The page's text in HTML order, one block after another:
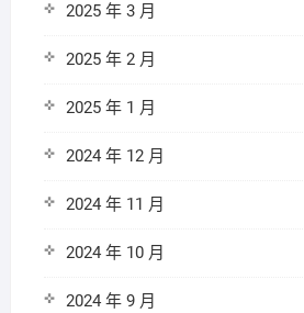
2025 年 3 月
2025 年 2 月
2025 年 1 月
2024 年 12 月
2024 年 11 月
2024 年 10 月
2024 年 9 月